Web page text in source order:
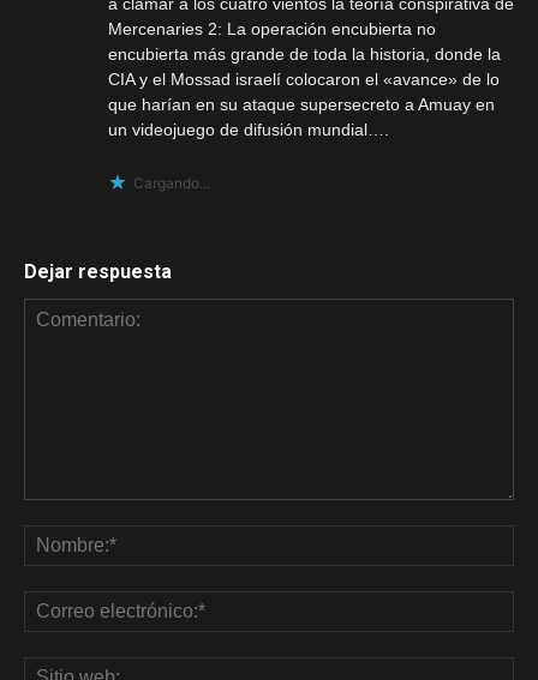
a clamar a los cuatro vientos la teoría conspirativa de
Mercenaries 2: La operación encubierta no
encubierta más grande de toda la historia, donde la
CIA y el Mossad israelí colocaron el «avance» de lo
que harían en su ataque supersecreto a Amuay en
un videojuego de difusión mundial….
Cargando...
Dejar respuesta